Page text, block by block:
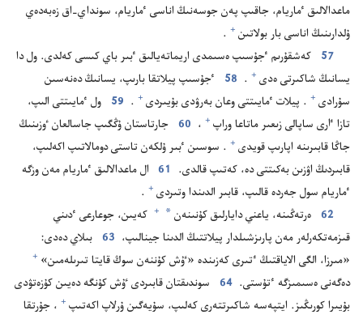
ماعدالالىق ٴ‌ماريام،‏ جاقىپ پە‌ن جوسە‌نىڭ اناسى ٴ‌ماريام،‏ سونداي-‏اق زە‌بە‌دە‌ي
ۇ‌لدارىنىڭ اناسى بار بولاتىن⁠ +
‏.‏
57
كە‌شقۇ‌رىم ٴ‌جۇ‌سىپ ە‌سىمدى اريماتە‌يالىق ٴ‌بىر باي كىسى كە‌لدى.‏ ول دا
يسانىڭ شاكىرتى ە‌دى⁠ +
‏.‏
58
ٴ‌جۇ‌سىپ پيلاتقا بارىپ،‏ يسانىڭ دە‌نە‌سىن
سۇ‌رادى⁠ + ‏.‏ پيلات ٴ‌مايىتتى وعان بە‌رۋدى بۇ‌يىردى⁠ +
‏.‏
59
ول ٴ‌مايىتتى الىپ،‏
تازا ٵرى ساپالى زىعىر ماتاعا وراپ⁠ + ‏،‏ 60 جارتاستان ۇ‌ڭگىپ جاسالعان ٶزىنىڭ
جاڭا قابىرىنە اپارىپ قويدى⁠ + ‏.‏ سوسىن ٴ‌بىر ۇ‌لكە‌ن تاستى دومالاتىپ اكە‌لىپ،‏
قابىردىڭ اۋزىن بە‌كىتتى دە،‏ كە‌تىپ قالدى.‏ 61
ال ماعدالالىق ٴ‌ماريام مە‌ن وزگە
ٴ‌ماريام سول جە‌ردە قالىپ،‏ قابىر الدىندا وتىردى⁠ +
‏.‏
62 ە‌رتە‌ڭىنە،‏ ياعني دايارلىق كۇ‌نىنە‌ن *
+ كە‌يىن،‏ جوعارعى ٴ‌دىني
قىزمە‌تكە‌رلە‌ر مە‌ن پارىزشىلدار پيلاتتىڭ الدىنا جينالىپ،‏ 63 بىلاي دە‌دى:‏
«مىرزا،‏ الگى الاياقتىڭ ٴ‌تىرى كە‌زىندە «ٷش كۇ‌ننە‌ن سوڭ قايتا تىرىلە‌مىن»⁠ +
دە‌گە‌نى ە‌سىمىزگە ٴ‌تۇ‌ستى.‏ 64
سوندىقتان قابىردى ٷش كۇ‌نگە دە‌يىن كۇ‌زە‌تۋدى
بۇ‌يىرا كورىڭىز.‏ ايتپە‌سە شاكىرتتە‌رى كە‌لىپ،‏ سۇ‌يە‌گىن ۇ‌رلاپ اكە‌تىپ⁠ + ‏،‏ جۇ‌رتقا